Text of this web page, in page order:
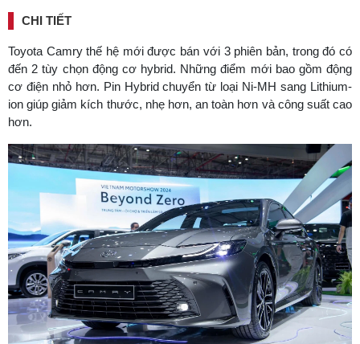
CHI TIẾT
Toyota Camry thế hệ mới được bán với 3 phiên bản, trong đó có
đến 2 tùy chọn động cơ hybrid. Những điểm mới bao gồm động
cơ điện nhỏ hơn. Pin Hybrid chuyển từ loại Ni-MH sang Lithium-
ion giúp giảm kích thước, nhẹ hơn, an toàn hơn và công suất cao
hơn.